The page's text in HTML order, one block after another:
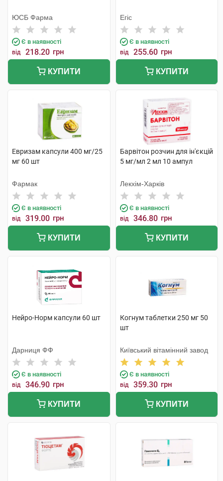
ЮСБ Фарма
Є в наявності
від 218.20 грн
КУПИТИ
Егіс
Є в наявності
від 255.60 грн
КУПИТИ
Евризам капсули 400 мг/25
мг 60 шт
Фармак
Є в наявності
від 319.00 грн
КУПИТИ
Барвітон розчин для ін'єкцій
5 мг/мл 2 мл 10 ампул
Лекхім-Харків
Є в наявності
від 346.80 грн
КУПИТИ
Нейро-Норм капсули 60 шт
Дарниця ФФ
Є в наявності
від 346.90 грн
КУПИТИ
Когнум таблетки 250 мг 50
шт
Київський вітамінний завод
Є в наявності
від 359.30 грн
КУПИТИ